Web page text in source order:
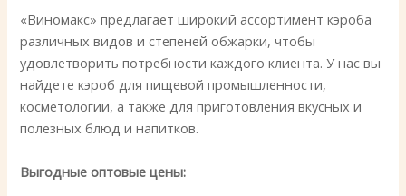
«Виномакс» предлагает широкий ассортимент кэроба
различных видов и степеней обжарки, чтобы
удовлетворить потребности каждого клиента. У нас вы
найдете кэроб для пищевой промышленности,
косметологии, а также для приготовления вкусных и
полезных блюд и напитков.
Выгодные оптовые цены: